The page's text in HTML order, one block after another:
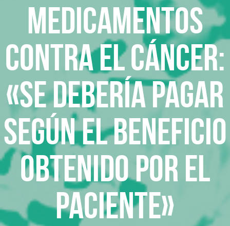
Medicamentos
contra el cáncer:
«Se debería pagar
según el beneficio
obtenido por el
paciente»